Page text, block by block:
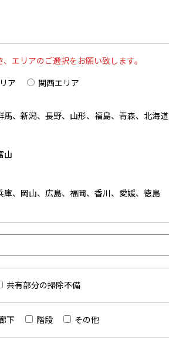
エリアのご選択をお願い致します。
ア
関西エリア
、新潟、長野、山形、福島、青森、北海道
山
、岡山、広島、福岡、香川、愛媛、徳島
共有部分の掃除不備
下 階段 その他